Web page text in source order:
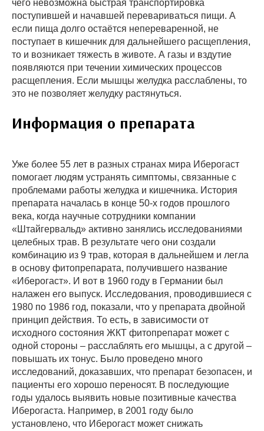
чего невозможна быстрая транспортировка
поступившей и начавшей перевариваться пищи. А
если пища долго остаётся непереваренной, не
поступает в кишечник для дальнейшего расщепления,
то и возникает тяжесть в животе. А газы и вздутие
появляются при течении химических процессов
расщепления. Если мышцы желудка расслаблены, то
это не позволяет желудку растянуться.
Информация о препарата
Уже более 55 лет в разных странах мира Иберогаст
помогает людям устранять симптомы, связанные с
проблемами работы желудка и кишечника. История
препарата началась в конце 50-х годов прошлого
века, когда научные сотрудники компании
«Штайгервальд» активно занялись исследованиями
целебных трав. В результате чего они создали
комбинацию из 9 трав, которая в дальнейшем и легла
в основу фитопрепарата, получившего название
«Иберогаст». И вот в 1960 году в Германии был
налажен его выпуск. Исследования, проводившиеся с
1980 по 1986 год, показали, что у препарата двойной
принцип действия. То есть, в зависимости от
исходного состояния ЖКТ фитопрепарат может с
одной стороны – расслаблять его мышцы, а с другой –
повышать их тонус. Было проведено много
исследований, доказавших, что препарат безопасен, и
пациенты его хорошо переносят. В последующие
годы удалось выявить новые позитивные качества
Иберогаста. Например, в 2001 году было
установлено, что Иберогаст может снижать